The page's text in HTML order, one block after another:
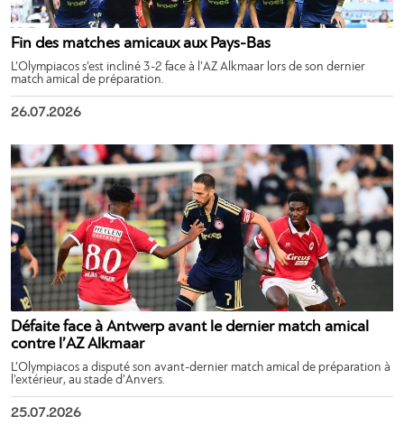
Fin des matches amicaux aux Pays-Bas
L’Olympiacos s’est incliné 3-2 face à l’AZ Alkmaar lors de son dernier
match amical de préparation.
26.07.2026
Défaite face à Antwerp avant le dernier match amical
contre l’AZ Alkmaar
L’Olympiacos a disputé son avant-dernier match amical de préparation à
l’extérieur, au stade d’Anvers.
25.07.2026